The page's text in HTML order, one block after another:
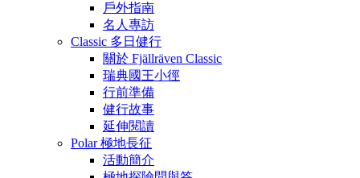
戶外指南
名人專訪
Classic 多日健行
關於 Fjällräven Classic
瑞典國王小徑
行前準備
健行故事
延伸閱讀
Polar 極地長征
活動簡介